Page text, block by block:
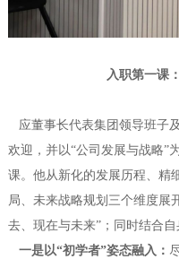
入职第一课
应董事长代表集团领导班子
欢迎，并以“公司发展与战略”
课。他从新化的发展历程、精
局、未来战略规划三个维度展
去、现在与未来”；同时结合
一是以“初学者”姿态融入：